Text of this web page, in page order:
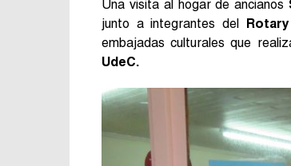
Una visita al hogar de ancianos
junto a integrantes del
embajadas culturales que
UdeC.